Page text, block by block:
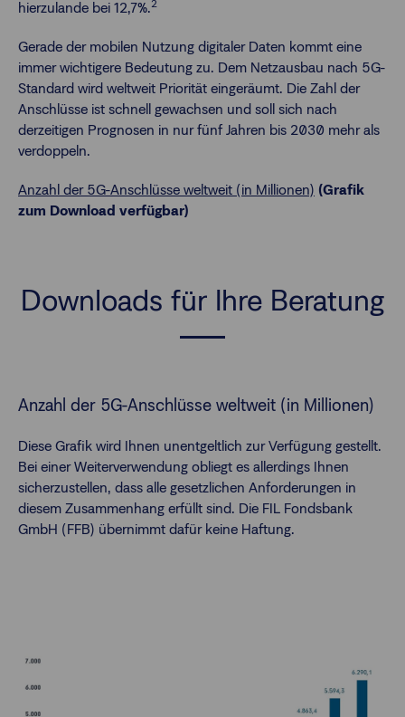
hierzulande bei 12,7%.2
Gerade der mobilen Nutzung digitaler Daten kommt eine
immer wichtigere Bedeutung zu. Dem Netzausbau nach 5G-
Standard wird weltweit Priorität eingeräumt. Die Zahl der
Anschlüsse ist schnell gewachsen und soll sich nach
derzeitigen Prognosen in nur fünf Jahren bis 2030 mehr als
verdoppeln.
Anzahl der 5G-Anschlüsse weltweit (in Millionen) (Grafik
zum Download verfügbar)
Downloads für Ihre Beratung
Anzahl der 5G-Anschlüsse weltweit (in Millionen)
Diese Grafik wird Ihnen unentgeltlich zur Verfügung gestellt.
Bei einer Weiterverwendung obliegt es allerdings Ihnen
sicherzustellen, dass alle gesetzlichen Anforderungen in
diesem Zusammenhang erfüllt sind. Die FIL Fondsbank
GmbH (FFB) übernimmt dafür keine Haftung.